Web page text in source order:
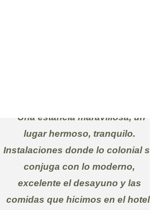
"Una estancia maravillosa, un
lugar hermoso, tranquilo.
Instalaciones donde lo colonial se
conjuga con lo moderno,
excelente el desayuno y las
comidas que hicimos en el hotel.